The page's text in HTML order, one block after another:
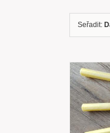
Seřadit: